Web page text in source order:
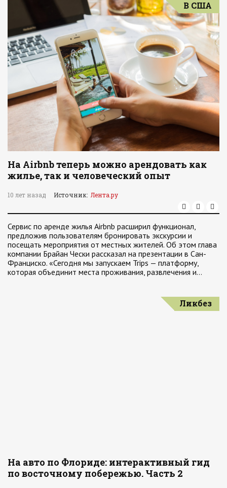
В США
На Airbnb теперь можно арендовать как
жилье, так и человеческий опыт
10 лет назад Источник: Лента.ру
Сервис по аренде жилья Airbnb расширил функционал,
предложив пользователям бронировать экскурсии и
посещать мероприятия от местных жителей. Об этом глава
компании Брайан Чески рассказал на презентации в Сан-
Франциско. «Сегодня мы запускаем Trips — платформу,
которая объединит места проживания, развлечения и…
Ликбез
На авто по Флориде: интерактивный гид
по восточному побережью. Часть 2